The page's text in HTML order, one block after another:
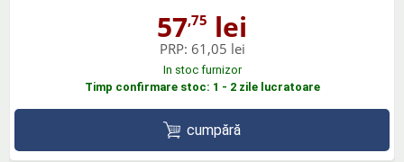
57,75 lei
PRP: 61,05 lei
In stoc furnizor
Timp confirmare stoc: 1 - 2 zile lucratoare
cumpără